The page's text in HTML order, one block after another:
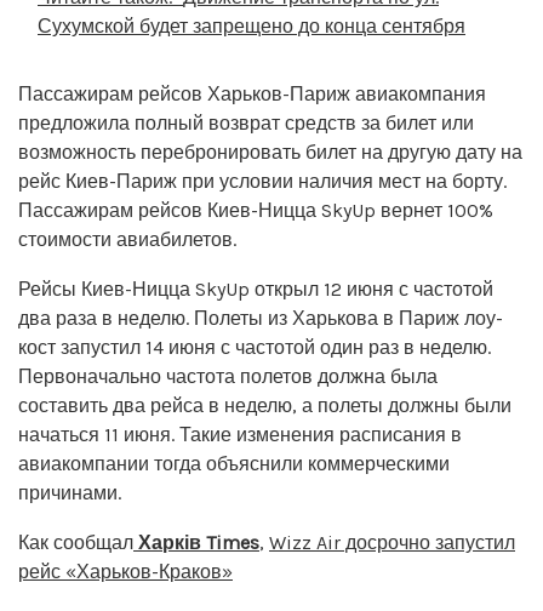
Сухумской будет запрещено до конца сентября
Пассажирам рейсов Харьков-Париж авиакомпания
предложила полный возврат средств за билет или
возможность перебронировать билет на другую дату на
рейс Киев-Париж при условии наличия мест на борту.
Пассажирам рейсов Киев-Ницца SkyUp вернет 100%
стоимости авиабилетов.
Рейсы Киев-Ницца SkyUp открыл 12 июня с частотой
два раза в неделю. Полеты из Харькова в Париж лоу-
кост запустил 14 июня с частотой один раз в неделю.
Первоначально частота полетов должна была
составить два рейса в неделю, а полеты должны были
начаться 11 июня. Такие изменения расписания в
авиакомпании тогда объяснили коммерческими
причинами.
Как сообщал Харків Times, Wizz Air досрочно запустил
рейс «Харьков-Краков»